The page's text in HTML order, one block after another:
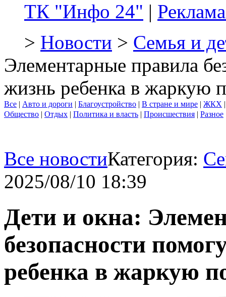
ТК "Инфо 24" |
> Новости > Семья и
Элементарные правила
жизнь ребенка в жаркую
Все | Авто и дороги | Благоустройство | В стране и мире | ЖКХ
Общество | Отдых | Политика и власть | Происшествия | Разное
Все новостиКатегория:
2025/08/10 18:39
Дети и окна:
безопасности
ребенка в жаркую